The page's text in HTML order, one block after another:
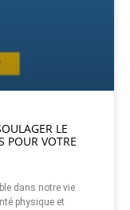
LE
POUR VOTRE
dans notre vie
physique et